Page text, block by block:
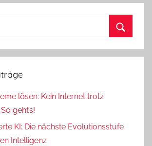
lösen: Kein Internet trotz
geht’s!
KI: Die nächste Evolutionsstufe
Intelligenz